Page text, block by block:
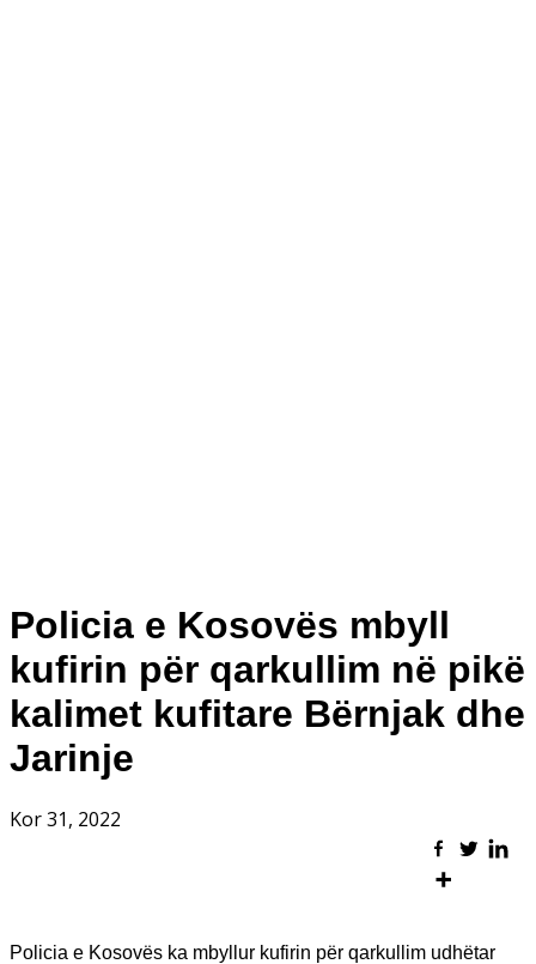
Policia e Kosovës mbyll
kufirin për qarkullim në pikë
kalimet kufitare Bërnjak dhe
Jarinje
Kor 31, 2022
Policia e Kosovës ka mbyllur kufirin për qarkullim udhëtar